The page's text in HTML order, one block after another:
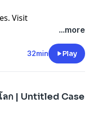
Visit
...more
32min Play
ลก | Untitled Case